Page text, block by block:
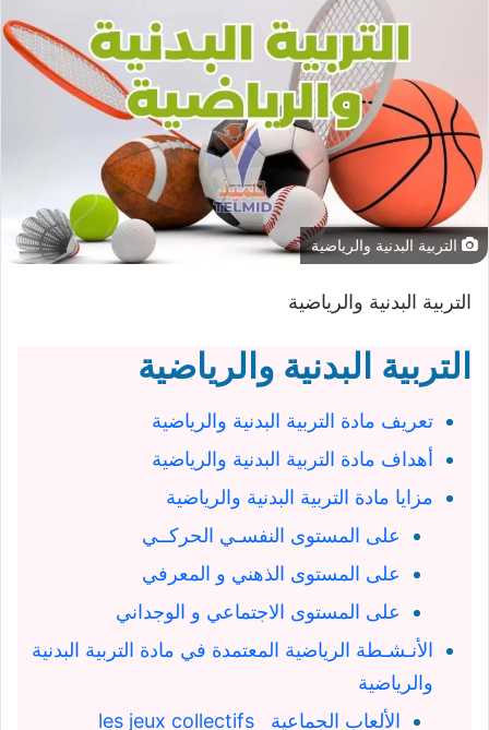
التربية البدنية والرياضية
التربية البدنية والرياضية
التربية البدنية والرياضية
تعريف مادة التربية البدنية والرياضية
أهداف مادة التربية البدنية والرياضية
مزايا مادة التربية البدنية والرياضية
على المستوى النفسـي الحركــي
على المستوى الذهني و المعرفي
على المستوى الاجتماعي و الوجداني
الأنـشـطة الرياضية المعتمدة في مادة التربية البدنية
والرياضية
الألعاب الجماعية les jeux collectifs